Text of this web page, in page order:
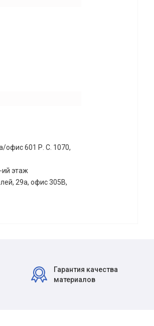
офис 601 Р. С. 1070,
ий этаж
29а, офис 305В,
Гарантия качества
материалов